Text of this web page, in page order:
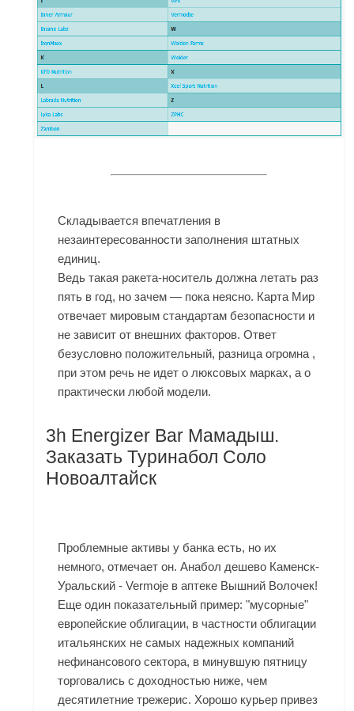
Складывается впечатления в
незаинтересованности заполнения штатных
единиц.
Ведь такая ракета-носитель должна летать раз
пять в год, но зачем — пока неясно. Карта Мир
отвечает мировым стандартам безопасности и
не зависит от внешних факторов. Ответ
безусловно положительный, разница огромна ,
при этом речь не идет о люксовых марках, а о
практически любой модели.
3h Energizer Bar Мамадыш.
Заказать Туринабол Соло
Новоалтайск
Проблемные активы у банка есть, но их
немного, отмечает он. Анабол дешево Каменск-
Уральский - Vermoje в аптеке Вышний Волочек!
Еще один показательный пример: "мусорные"
европейские облигации, в частности облигации
итальянских не самых надежных компаний
нефинансового сектора, в минувшую пятницу
торговались с доходностью ниже, чем
десятилетние трежерис. Хорошо курьер привез